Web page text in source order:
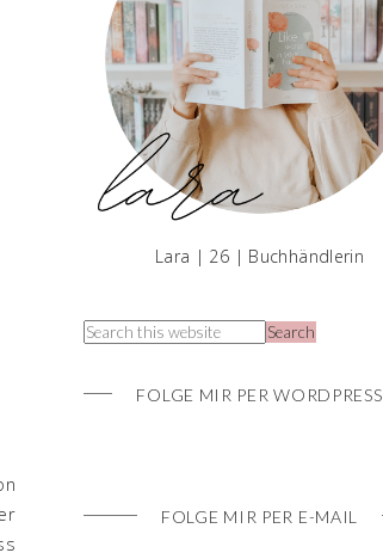
Lara | 26 | Buchhändlerin
FOLGE MIR PER WORDPRESS
FOLGE MIR PER E-MAIL